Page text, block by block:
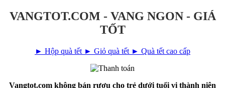
VANGTOT.COM - VANG NGON - GIÁ
TỐT
► Hộp quà tết ► Giỏ quà tết ► Quà tết cao cấp
Vangtot.com không bán rượu cho trẻ dưới tuổi vị thành niên